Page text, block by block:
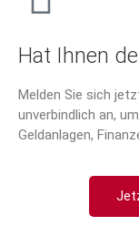
Hat Ihnen
Melden Sie sich
unverbindlich an,
Geldanlagen,